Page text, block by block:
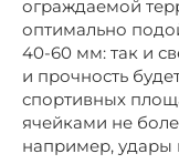
ограждаемой
оптимально
40-60 мм: так и
и прочность
спортивных
ячейками не
например, удары